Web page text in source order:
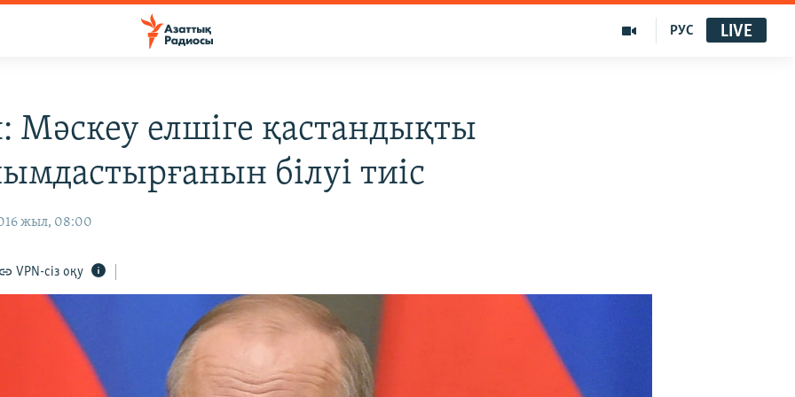
РУС LIVE
Мәскеу елшіге қастандықты
білуі тиіс
жыл, 08:00
VPN-сіз оқу